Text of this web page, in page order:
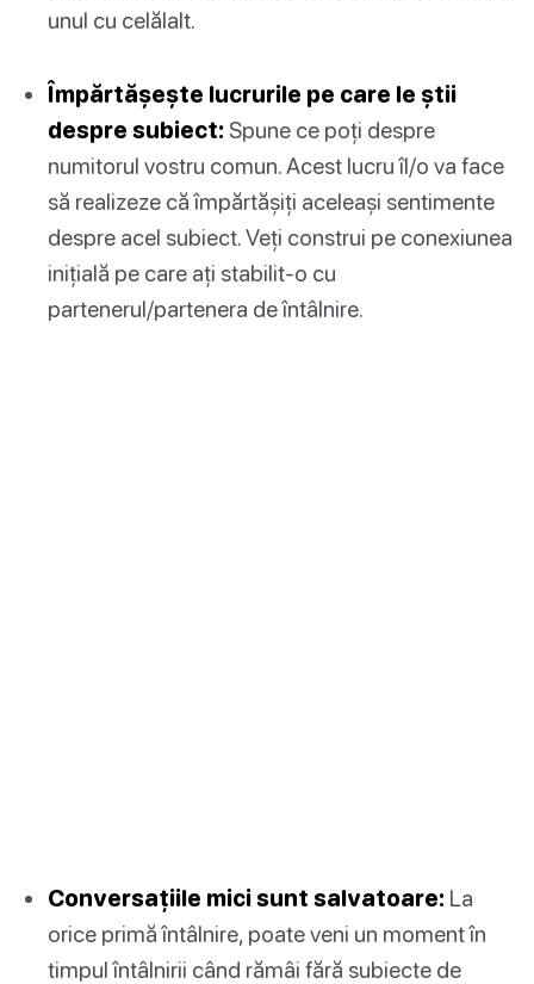
unul cu celălalt.
Împărtășește lucrurile pe care le știi
despre subiect: Spune ce poți despre
numitorul vostru comun. Acest lucru îl/o va face
să realizeze că împărtășiți aceleași sentimente
despre acel subiect. Veți construi pe conexiunea
inițială pe care ați stabilit-o cu
partenerul/partenera de întâlnire.
Conversațiile mici sunt salvatoare: La
orice primă întâlnire, poate veni un moment în
timpul întâlnirii când rămâi fără subiecte de